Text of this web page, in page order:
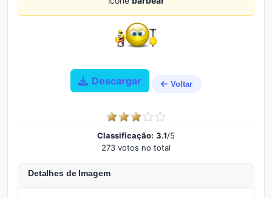
Descargar Voltar
Classificação: 3.1/5
273 votos no total
Detalhes de Imagem